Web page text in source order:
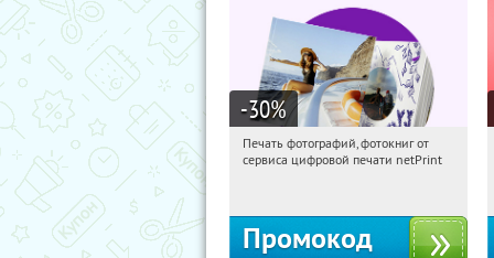
-30%
05:25:47 Получили:
Печать фотографий, фотокниг от
сервиса цифровой печати netPrint
Промокод